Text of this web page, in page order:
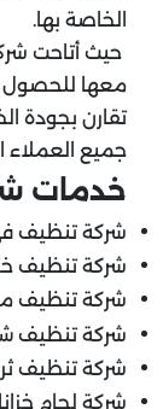
الخاصة بها.
حيث أتاحت
معها للحصول
تقارن بجودة
جميع العملاء
خدمات
شركة تنظيف
شركة تنظيف
شركة تنظيف
شركة تنظيف
شركة تنظيف
شركة لحام